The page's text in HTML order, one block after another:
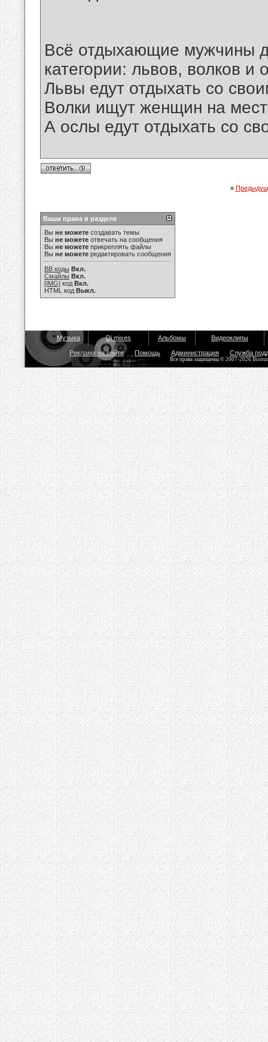
Всё отдыхающие мужчины
категории: львов, волков и
Львы едут отдыхать со
Волки ищут женщин на
А ослы едут отдыхать со
«
Ваши права в разделе
Вы не можете создавать темы
Вы не можете отвечать на сообщения
Вы не можете прикреплять файлы
Вы не можете редактировать сообщения
BB коды Вкл.
Смайлы Вкл.
[IMG] код Вкл.
HTML код Выкл.
Музыка Dj mixes Альбомы Видеоклипы
Реклама на сайте Помощь Администрация Служба
Все права защищены © 2007-2026